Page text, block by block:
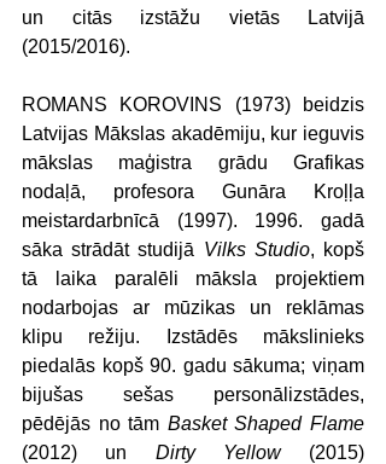
un citās izstāžu vietās Latvijā
(2015/2016).
ROMANS KOROVINS (1973) beidzis
Latvijas Mākslas akadēmiju, kur ieguvis
mākslas maģistra grādu Grafikas
nodaļā, profesora Gunāra Kroļļa
meistardarbnīcā (1997). 1996. gadā
sāka strādāt studijā Vilks Studio, kopš
tā laika paralēli māksla projektiem
nodarbojas ar mūzikas un reklāmas
klipu režiju. Izstādēs mākslinieks
piedalās kopš 90. gadu sākuma; viņam
bijušas sešas personālizstādes,
pēdējās no tām Basket Shaped Flame
(2012) un Dirty Yellow (2015)